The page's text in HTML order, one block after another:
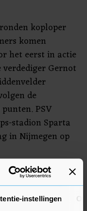
instellingen
koploper
komen
het eerst in actie
verdediger Gernot
de
PSV
stadion Sparta
in Nijmegen op
met
twee onderste